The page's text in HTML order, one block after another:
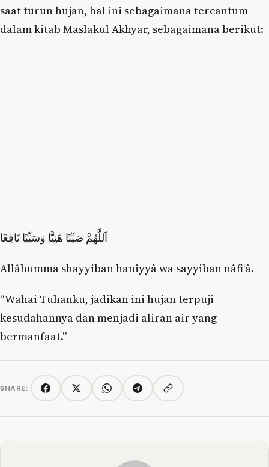
saat turun hujan, hal ini sebagaimana tercantum
dalam kitab Maslakul Akhyar, sebagaimana berikut:
اَللَّهُمَّ صَيِّبًا هَنِيًّا وَسَيِّبًا نَافِعًا
Allâhumma shayyiban haniyyâ wa sayyiban nâfi‘â.
“Wahai Tuhanku, jadikan ini hujan terpuji
kesudahannya dan menjadi aliran air yang
bermanfaat.”
SHARE: FacebookTwitter/XWhatsAppTelegramCopy link